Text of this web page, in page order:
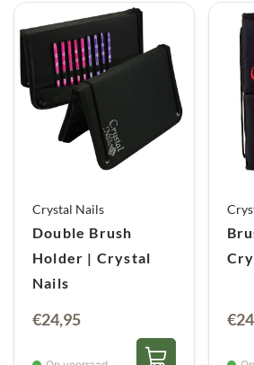
Crystal Nails
Double Brush
Holder | Crystal
Nails
€24,95 €